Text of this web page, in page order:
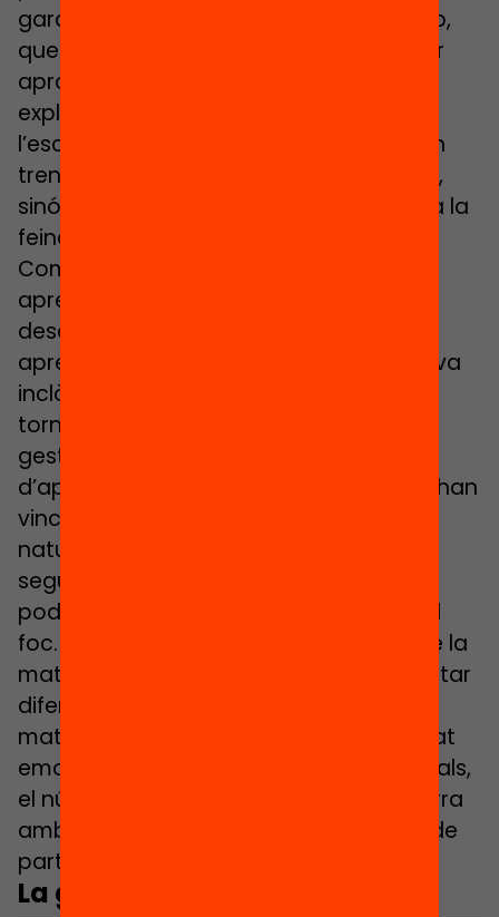
garanteixes que la gent se senti partícip,
que tingui un perquè… li trauràs un millor
aprofitament als recursos que tens”,
explica sobre el seu pla de tornada a
l’escola, un pla que no ha de suposar un
trencament respecte a l’ADN del centre,
sinó un pas més que dóna continuïtat a la
feina feta i que és sostenible.
Com diu la Dolors, és un moment per
aprendre a gestionar la incertesa i
desaprendre algunes coses per poder
aprendre’n de noves. Aquest missatge va
inclòs en els quatre eixos del seu pla de
tornada a l’escola: l’avaluació inicial, la
gestió emocional, els entorns virtuals
d’aprenentatge i els protocols, que ells han
vinculat amb els quatre elements de la
natura: «El foc amb els protocols de
seguretat perquè si no tenim compte
podem prendre mal, com passa amb el
foc. L’aigua amb la gestió emocional de la
mateixa manera que l’aigua pot presentar
diferents estats, així mateix nosaltres
mateixos podem estar en diferents estat
emocionals. L’aire amb els entorns virtuals,
el núvol virtual on tot està penjat i la terra
amb l’avaluació inicial, la base, el punt de
partida que ens ha de guiar».
La gestió emocional